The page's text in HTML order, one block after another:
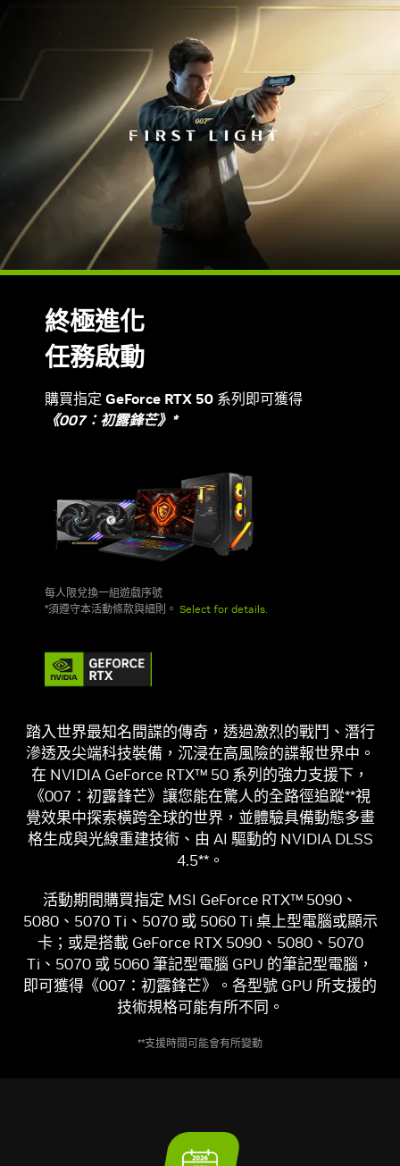
終極進化
任務啟動
購買指定 GeForce RTX 50 系列即可獲得
《007：初露鋒芒》*
每人限兌換一組遊戲序號
*須遵守本活動條款與細則。 Select for details.
踏入世界最知名間諜的傳奇，透過激烈的戰鬥、潛行
滲透及尖端科技裝備，沉浸在高風險的諜報世界中。
在 NVIDIA GeForce RTX™ 50 系列的強力支援下，
《007：初露鋒芒》讓您能在驚人的全路徑追蹤**視
覺效果中探索橫跨全球的世界，並體驗具備動態多畫
格生成與光線重建技術、由 AI 驅動的 NVIDIA DLSS
4.5**。
活動期間購買指定 MSI GeForce RTX™ 5090、
5080、5070 Ti、5070 或 5060 Ti 桌上型電腦或顯示
卡；或是搭載 GeForce RTX 5090、5080、5070
Ti、5070 或 5060 筆記型電腦 GPU 的筆記型電腦，
即可獲得《007：初露鋒芒》。各型號 GPU 所支援的
技術規格可能有所不同。
**支援時間可能會有所變動